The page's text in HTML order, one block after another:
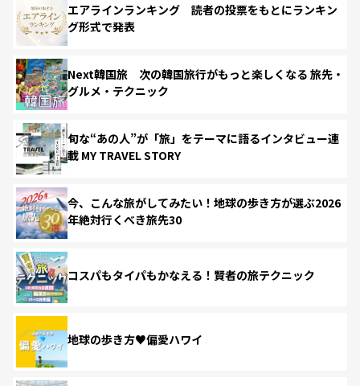
エアラインランキング 読者の投票をもとにランキン
グ形式で発表
Next韓国旅 次の韓国旅行がもっと楽しくなる 旅先・
グルメ・テクニック
旬な“あの人”が「旅」をテーマに語るインタビュー連
載 MY TRAVEL STORY
今、こんな旅がしてみたい！地球の歩き方が選ぶ2026
年絶対行くべき旅先30
コスパもタイパもかなえる！賢者の旅テクニック
地球の歩き方♥偏愛ハワイ